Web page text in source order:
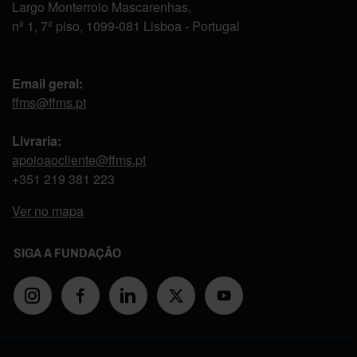
Largo Monterroio Mascarenhas,
nº 1, 7º piso, 1099-081 Lisboa - Portugal
Email geral:
ffms@ffms.pt
Livraria:
apoioaocliente@ffms.pt
+351 219 381 223
Ver no mapa
SIGA A FUNDAÇÃO